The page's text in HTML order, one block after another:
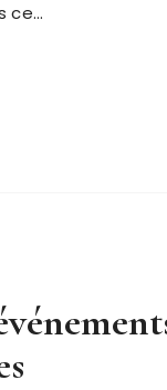
ce…